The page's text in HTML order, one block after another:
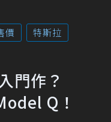
價
特斯拉
門作？
Q！